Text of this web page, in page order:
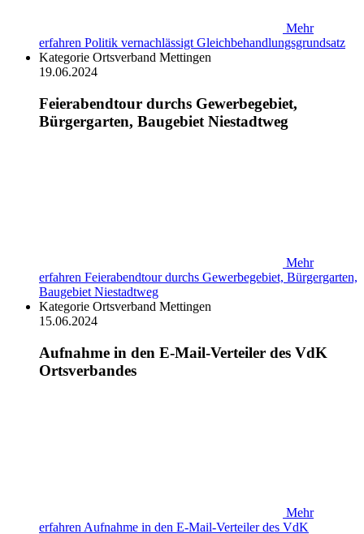
Mehr
erfahren Politik vernachlässigt Gleichbehandlungsgrundsatz
Kategorie Ortsverband Mettingen
19.06.2024
Feierabendtour durchs Gewerbegebiet,
Bürgergarten, Baugebiet Niestadtweg
Mehr
erfahren Feierabendtour durchs Gewerbegebiet, Bürgergarten,
Baugebiet Niestadtweg
Kategorie Ortsverband Mettingen
15.06.2024
Aufnahme in den E-Mail-Verteiler des VdK
Ortsverbandes
Mehr
erfahren Aufnahme in den E-Mail-Verteiler des VdK